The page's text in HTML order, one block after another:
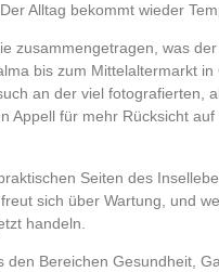
Alltag bekommt wieder
zusammengetragen, was
bis zum Mittelaltermarkt in
an der viel fotografierten,
Appell für mehr Rücksicht
Seiten des
sich über Wartung, und
handeln.
den Bereichen Gesundheit,